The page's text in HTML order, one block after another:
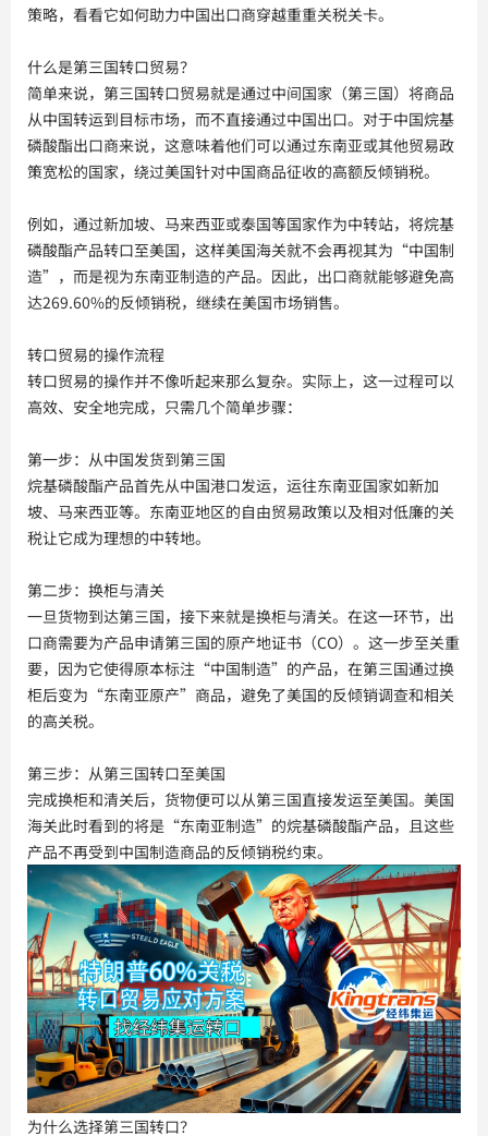
策略，看看它如何助力中国出口商穿越重重关税关卡。
什么是第三国转口贸易？
简单来说，第三国转口贸易就是通过中间国家（第三国）将商品
从中国转运到目标市场，而不直接通过中国出口。对于中国烷基
磷酸酯出口商来说，这意味着他们可以通过东南亚或其他贸易政
策宽松的国家，绕过美国针对中国商品征收的高额反倾销税。
例如，通过新加坡、马来西亚或泰国等国家作为中转站，将烷基
磷酸酯产品转口至美国，这样美国海关就不会再视其为“中国制
造”，而是视为东南亚制造的产品。因此，出口商就能够避免高
达269.60%的反倾销税，继续在美国市场销售。
转口贸易的操作流程
转口贸易的操作并不像听起来那么复杂。实际上，这一过程可以
高效、安全地完成，只需几个简单步骤：
第一步：从中国发货到第三国
烷基磷酸酯产品首先从中国港口发运，运往东南亚国家如新加
坡、马来西亚等。东南亚地区的自由贸易政策以及相对低廉的关
税让它成为理想的中转地。
第二步：换柜与清关
一旦货物到达第三国，接下来就是换柜与清关。在这一环节，出
口商需要为产品申请第三国的原产地证书（CO）。这一步至关重
要，因为它使得原本标注“中国制造”的产品，在第三国通过换
柜后变为“东南亚原产”商品，避免了美国的反倾销调查和相关
的高关税。
第三步：从第三国转口至美国
完成换柜和清关后，货物便可以从第三国直接发运至美国。美国
海关此时看到的将是“东南亚制造”的烷基磷酸酯产品，且这些
产品不再受到中国制造商品的反倾销税约束。
为什么选择第三国转口？